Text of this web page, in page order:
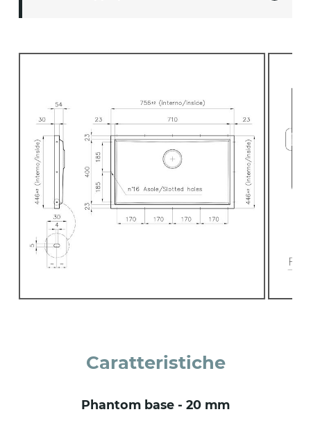
Caratteristiche
phantom base - 20 mm